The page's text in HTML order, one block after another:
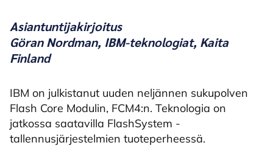
Asiantuntijakirjoitus
Göran Nordman, IBM-teknologiat, Kaita
Finland
IBM on julkistanut uuden neljännen sukupolven
Flash Core Modulin, FCM4:n. Teknologia on
jatkossa saatavilla FlashSystem -
tallennusjärjestelmien tuoteperheessä.